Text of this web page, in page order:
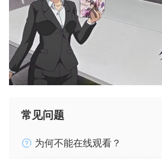
常见问题
为何不能在线观看？